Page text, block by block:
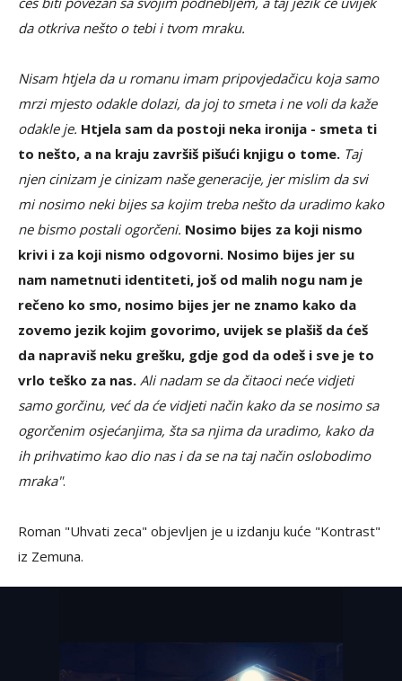
da otkriva nešto o tebi i tvom mraku.
Nisam htjela da u romanu imam pripovjedačicu koja samo
mrzi mjesto odakle dolazi, da joj to smeta i ne voli da kaže
odakle je. Htjela sam da postoji neka ironija - smeta ti
to nešto, a na kraju završiš pišući knjigu o tome. Taj
njen cinizam je cinizam naše generacije, jer mislim da svi
mi nosimo neki bijes sa kojim treba nešto da uradimo kako
ne bismo postali ogorčeni. Nosimo bijes za koji nismo
krivi i za koji nismo odgovorni. Nosimo bijes jer su
nam nametnuti identiteti, još od malih nogu nam je
rečeno ko smo, nosimo bijes jer ne znamo kako da
zovemo jezik kojim govorimo, uvijek se plašiš da ćeš
da napraviš neku grešku, gdje god da odeš i sve je to
vrlo teško za nas. Ali nadam se da čitaoci neće vidjeti
samo gorčinu, već da će vidjeti način kako da se nosimo sa
ogorčenim osjećanjima, šta sa njima da uradimo, kako da
ih prihvatimo kao dio nas i da se na taj način oslobodimo
mraka".
Roman "Uhvati zeca" objevljen je u izdanju kuće "Kontrast"
iz Zemuna.